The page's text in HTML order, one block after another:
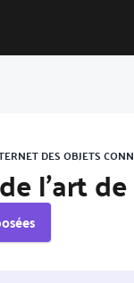
DES OBJETS
l'art